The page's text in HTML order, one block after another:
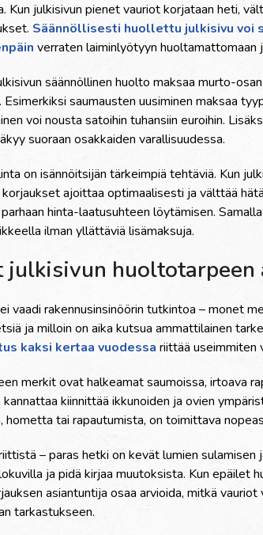
Kun julkisivun pienet vauriot korjataan heti,
Säännöllisesti huollettu julkisivu voi
verraten laiminlyötyyn huoltamattomaan
säännöllinen huolto maksaa murto-
Esimerkiksi saumausten uusiminen maksaa
voi nousta satoihin tuhansiin euroihin.
suoraan osakkaiden varallisuudessa.
on isännöitsijän tärkeimpiä tehtäviä. Kun
ajoittaa optimaalisesti ja välttää
hinta-laatusuhteen löytämisen.
ilman yllättäviä lisämaksuja.
julkisivun huoltotarpeen
vaadi rakennusinsinöörin tutkintoa – monet
ja milloin on aika kutsua ammattilainen
kaksi kertaa vuodessa riittää useimmiten
merkit ovat halkeamat saumoissa, irtoava
kiinnittää ikkunoiden ja ovien
hometta tai rapautumista, on toimittava
– paras hetki on kevät lumien sulamisen
ja pidä kirjaa muutoksista. Kun epäilet
asiantuntija osaa arvioida, mitkä
tarkastukseen.